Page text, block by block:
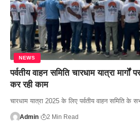
NEWS
पर्वतीय वाहन समिति चारधाम यात्रा मार्गों
कर रही काम
चारधाम यात्रा 2025 के लिए पर्वतीय वाहन समिति के
Admin 2 Min Read